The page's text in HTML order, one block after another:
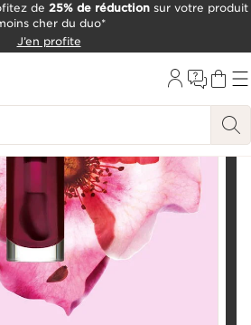
de 25% de réductionsur votre produit
cher du duo*
J’en profite